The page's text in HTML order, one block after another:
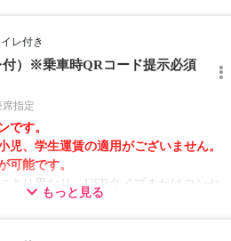
はシステムメンテナンスの為ご予約が承
ルタイムの表示ではございません。
も残数が表示される場合がありま
随時価格が変動いたします。購入時に
上でご予約をお願いいたします。
い停留所がある場合がございます。
イレ付き
付）※乗車時QRコード提示必須
席指定
です。
児、学生運賃の適用がございません。
可能です。
より異なり、USBタイプまたはコンセ
意となります。
もっと見る